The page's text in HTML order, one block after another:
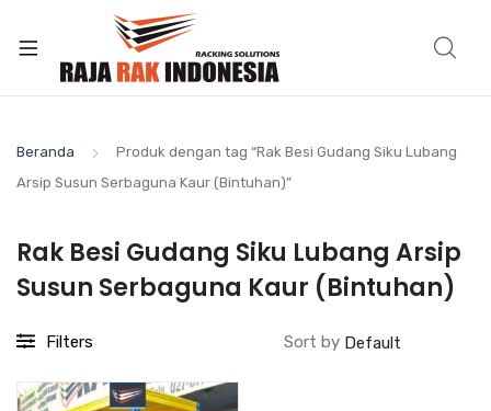
Beranda
Produk dengan tag “Rak Besi Gudang Siku Lubang
Arsip Susun Serbaguna Kaur (Bintuhan)”
Rak Besi Gudang Siku Lubang Arsip
Susun Serbaguna Kaur (Bintuhan)
Filters Sort by